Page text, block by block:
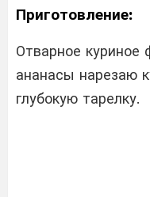
Приготовление:
Отварное куриное
ананасы нарезаю
глубокую тарелку.